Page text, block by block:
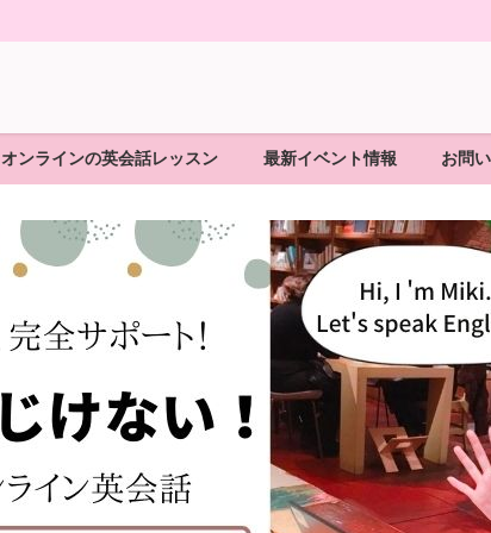
オンラインの英会話レッスン 最新イベント情報 お問